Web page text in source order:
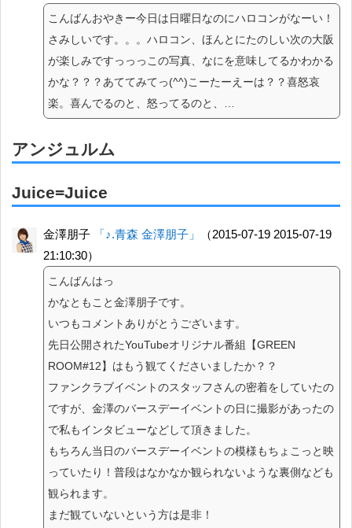
こんばんおやきー今日は日曜日なのにハロコンがなーい！
さみしいです。。。ハロコン、ほんとにたのしい次の大阪
が楽しみですっっっこの写真、なにを意味してるかわかる
かな？？？あててみてっ(^^)こーたーえーは？？喜怒哀
楽。喜んでるのと、怒ってるのと、…
アンジュルム
Juice=Juice
金澤朋子 「♪.青森 金澤朋子」
（2015-07-19 2015-07-19
21:10:30）
こんばんはっ
かなともこと金澤朋子です。
いつもコメントありがとうございます。
先日公開されたYouTubeオリジナル番組【GREEN
ROOM#12】はもう観てくださいましたか？？
ファンクラブイベントのスタッフさんの密着をしていたの
ですが、金澤のバースデーイベントの日に撮影があったの
で私もインタビューなどして頂きました。
もちろん当日のバースデーイベントの模様もちょこっと映
っていたり！普段はなかなか観られないような裏側なども
観られます。
まだ観ていないという方は是非！